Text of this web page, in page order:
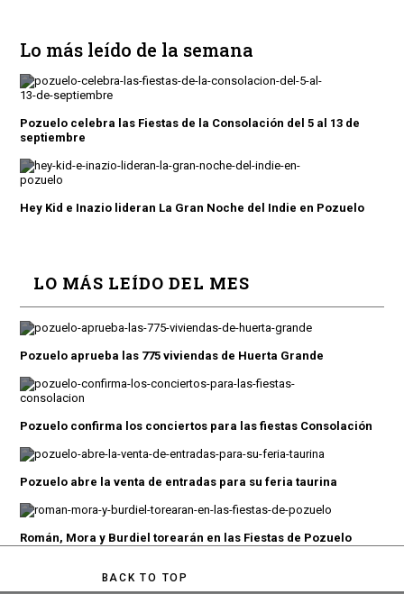
Lo más leído de la semana
Pozuelo celebra las Fiestas de la Consolación del 5 al 13 de
septiembre
Hey Kid e Inazio lideran La Gran Noche del Indie en Pozuelo
LO MÁS LEÍDO DEL MES
Pozuelo aprueba las 775 viviendas de Huerta Grande
Pozuelo confirma los conciertos para las fiestas Consolación
Pozuelo abre la venta de entradas para su feria taurina
Román, Mora y Burdiel torearán en las Fiestas de Pozuelo
BACK TO TOP